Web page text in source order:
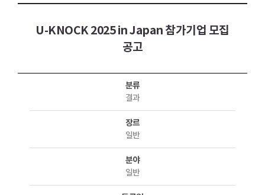
U-KNOCK 2025 in Japan 참가기업 모집
공고
분류
결과
장르
일반
분야
일반